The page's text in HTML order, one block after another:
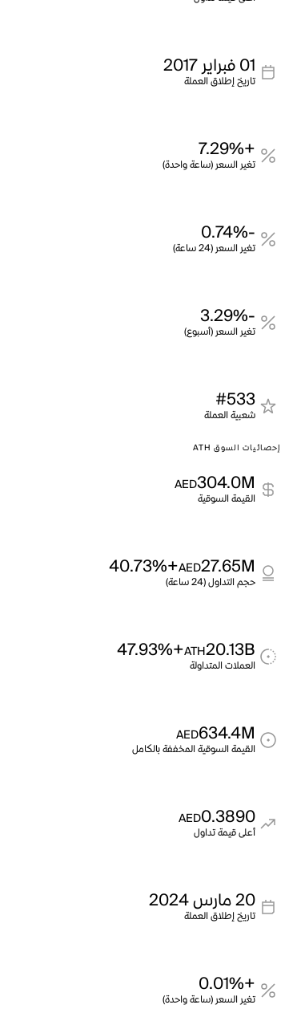
01 فبراير 2017
تاريخ إطلاق العملة
+7.29%
تغير السعر (ساعة واحدة)
-0.74%
تغير السعر (24 ساعة)
-3.29%
تغير السعر (أسبوع)
#533
شعبية العملة
إحصائيات السوق ATH
304.0M
AED
القيمة السوقية
27.65M
AED
+40.73%
حجم التداول (24 ساعة)
20.13B
ATH
+47.93%
العملات المتداولة
634.4M
AED
القيمة السوقية المخففة بالكامل
0.3890
AED
أعلى قيمة تداول
20 مارس 2024
تاريخ إطلاق العملة
+0.01%
تغير السعر (ساعة واحدة)